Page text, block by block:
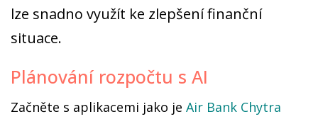
lze snadno využít ke zlepšení finanční
situace.
Plánování rozpočtu s AI
Začněte s aplikacemi jako je Air Bank Chytra